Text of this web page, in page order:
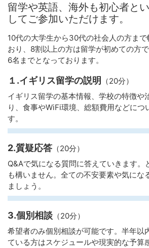
留学や英語、海外も初心者と
してご参加いただけます。
10代の大学生から30代の社会人の方ま
おり、8割以上の方は留学が初めての方
6名までとなっております。
１.イギリス留学の説明
（20分）
イギリス留学の基本情報、学校の特徴や
り、食事やWiFi環境、総額費用などにつ
す。
2.質疑応答 （20分）
Q&Aで気になる質問に答えていきます。
も構いません。全ての不安要素や気にな
ましょう。
3.個別相談 （20分）
希望者のみ個別相談が可能です。半年以
ている方はスケジュールや現実的な予算